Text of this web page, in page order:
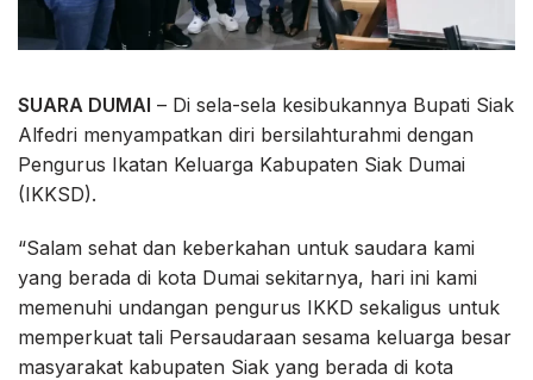
SUARA DUMAI – Di sela-sela kesibukannya Bupati Siak
Alfedri menyampatkan diri bersilahturahmi dengan
Pengurus Ikatan Keluarga Kabupaten Siak Dumai
(IKKSD).
“Salam sehat dan keberkahan untuk saudara kami
yang berada di kota Dumai sekitarnya, hari ini kami
memenuhi undangan pengurus IKKD sekaligus untuk
memperkuat tali Persaudaraan sesama keluarga besar
masyarakat kabupaten Siak yang berada di kota